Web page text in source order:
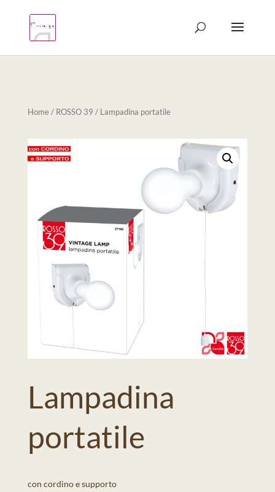
Home/ ROSSO 39 / Lampadina portatile
Lampadina
portatile
con cordino e supporto